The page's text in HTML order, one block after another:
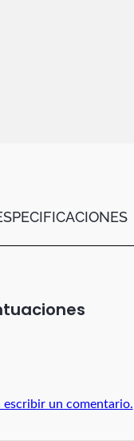
ESPECIFICACIONES
escribir un comentario.